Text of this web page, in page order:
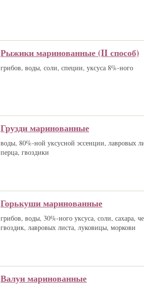
Рыжики маринованные (II способ)
грибов, воды, соли, специи, уксуса 8%-ного
Грузди маринованные
воды, 80%-ной уксусной эссенции, лавровых
перца, гвоздики
Горькуши маринованные
грибов, воды, 30%-ного уксуса, соли, сахара,
гвоздик, лавровых листа, луковицы, моркови
Валуи маринованные